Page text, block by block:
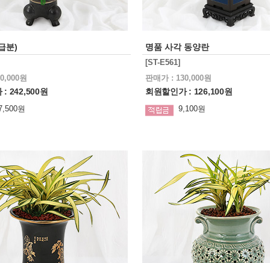
분)
원
: 242,500원
원
명품 사각 동양란
[ST-E561]
판매가 : 130,000원
회원할인가 : 126,100원
9,100원